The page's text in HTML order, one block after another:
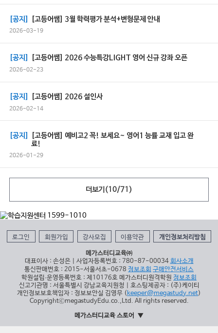
[공지] [고등어쌤] 3월 학력평가 분석+변형문제 안내
2026-03-19
[공지] [고등어쌤] 2026 수능특강LIGHT 영어 신규 강좌 오픈
2026-02-23
[공지] [고등어쌤] 2026 설인사
2026-02-14
[공지]
[고등어쌤] 예비고2 꼭! 보세요~ 영어1 능률 교재 입고 완
료!
2026-01-29
더보기(10/71 )
로그인 회원가입 강사모집 이용약관 개인정보처리방침
메가스터디교육㈜
대표이사 : 손성은 | 사업자등록번호 : 780-87-00034 회사소개
통신판매번호 : 2015-서울서초-0678 정보조회 구매안전서비스
학원설립∙운영등록번호 : 제10176호 메가스터디원격학원 정보조회
신고기관명 : 서울특별시 강남교육지원청 | 호스팅제공자 : (주)케이티
개인정보보호책임자 : 정보보안실 김영무 (keeper@megastudy.net)
CopyrightⓒmegastudyEdu.co.,Ltd. All rights reserved.
메가스터디교육 스토어